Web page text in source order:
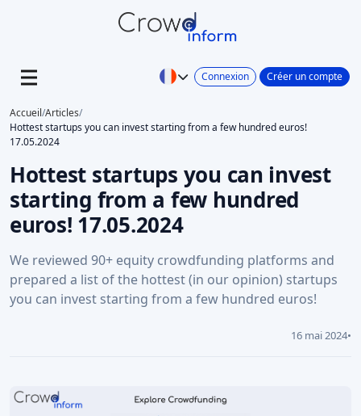
Connexion Créer un compte
Accueil/Articles/
Hottest startups you can invest starting from a few hundred euros!
17.05.2024
Hottest startups you can invest
starting from a few hundred
euros! 17.05.2024
We reviewed 90+ equity crowdfunding platforms and
prepared a list of the hottest (in our opinion) startups
you can invest starting from a few hundred euros!
16 mai 2024•